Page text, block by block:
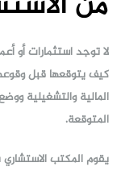
لا توجد استثمارات أو
كيف يتوقعها قبل
المتوقعة.
يقوم المكتب